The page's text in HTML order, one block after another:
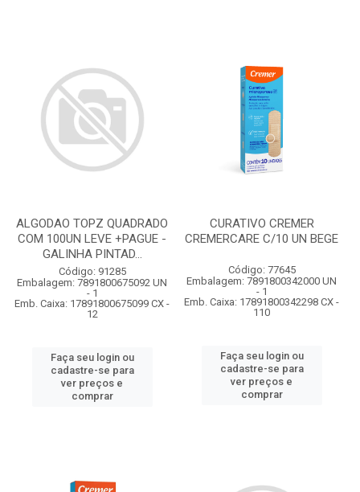
ALGODAO TOPZ QUADRADO
COM 100UN LEVE +PAGUE -
GALINHA PINTAD...
Código: 91285
Embalagem: 7891800675092 UN
- 1
Emb. Caixa: 17891800675099 CX -
12
Faça seu login ou
cadastre-se para
ver preços e
comprar
CURATIVO CREMER
CREMERCARE C/10 UN BEGE
Código: 77645
Embalagem: 7891800342000 UN
- 1
Emb. Caixa: 17891800342298 CX -
110
Faça seu login ou
cadastre-se para
ver preços e
comprar